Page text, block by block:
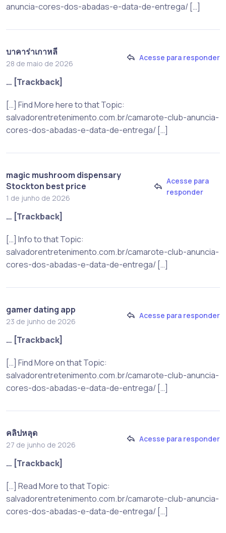
anuncia-cores-dos-abadas-e-data-de-entrega/ […]
บาคาร่าเกาหลี
28 de maio de 2026
Acesse para responder
… [Trackback]
[…] Find More here to that Topic:
salvadorentretenimento.com.br/camarote-club-anuncia-
cores-dos-abadas-e-data-de-entrega/ […]
magic mushroom dispensary
Stockton best price
1 de junho de 2026
Acesse para
responder
… [Trackback]
[…] Info to that Topic:
salvadorentretenimento.com.br/camarote-club-anuncia-
cores-dos-abadas-e-data-de-entrega/ […]
gamer dating app
23 de junho de 2026
Acesse para responder
… [Trackback]
[…] Find More on that Topic:
salvadorentretenimento.com.br/camarote-club-anuncia-
cores-dos-abadas-e-data-de-entrega/ […]
คลิปหลุด
27 de junho de 2026
Acesse para responder
… [Trackback]
[…] Read More to that Topic:
salvadorentretenimento.com.br/camarote-club-anuncia-
cores-dos-abadas-e-data-de-entrega/ […]